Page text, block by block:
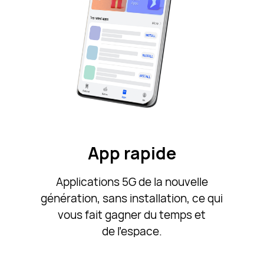
App rapide
Applications 5G de la nouvelle
génération, sans installation, ce qui
vous fait gagner du temps et
de l'espace.